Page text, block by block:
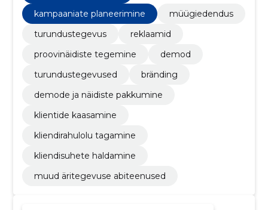
kampaaniate planeerimine
müügiedendus
turundustegevus
reklaamid
proovinäidiste tegemine
demod
turundustegevused
bränding
demode ja näidiste pakkumine
klientide kaasamine
kliendirahulolu tagamine
kliendisuhete haldamine
muud äritegevuse abiteenused